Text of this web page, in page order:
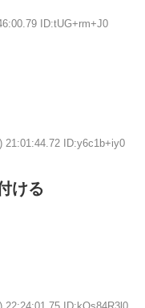
ID:tUG+rm+J0
21:01:44.72 ID:y6c1b+iy0
ける